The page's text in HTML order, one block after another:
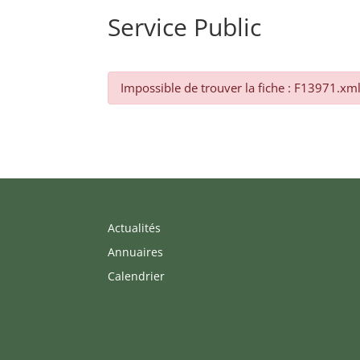
Service Public
Impossible de trouver la fiche :
Actualités
Annuaires
Calendrier